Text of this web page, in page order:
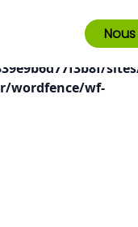
null to parameter #3
in
wordfence/wf-